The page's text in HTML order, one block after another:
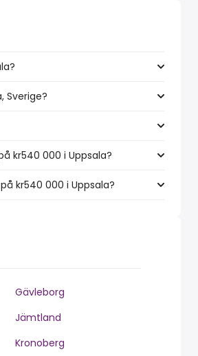
Sverige?
kr540 000 i Uppsala?
kr540 000 i Uppsala?
Gävleborg
Jämtland
Kronoberg